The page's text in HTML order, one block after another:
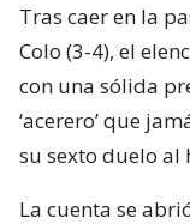
Tras caer en la
Colo (3-4), el
con una sólida
‘acerero’ que
su sexto duelo al
La cuenta se